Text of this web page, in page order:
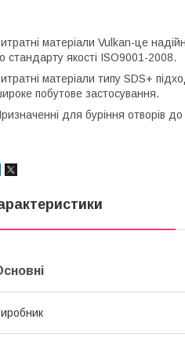
матеріали Vulkan-це
стандарту якості ISO9001-2008.
матеріали типу SDS+
побутове застосування.
для буріння отворів